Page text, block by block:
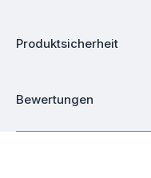
Produktsicherheit
Bewertungen